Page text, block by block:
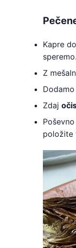
Kapre
speremo.
Z
Zdaj
položite